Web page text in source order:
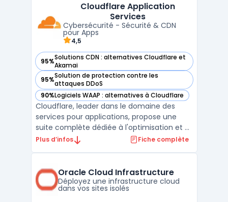
haut niveau de flexibilité et d’évolutivité. La
plateforme assure une gest ...
Cloudflare Application
Services
Cybersécurité - Sécurité & CDN
pour Apps
4,5
95%Solutions CDN : alternatives Cloudflare et
Akamai
— voir Cloudflare Application Services dans cette catégorie
95%Solution de protection contre les
attaques DDoS
— voir Cloudflare Application Services dans cette catégorie
90%Logiciels WAAP : alternatives à Cloudflare
— voir Cloudflare Application Services dans cette catégorie
Cloudflare, leader dans le domaine des
services pour applications, propose une
suite complète dédiée à l'optimisation et à
la sécurité des applications Internet. Ces
faille. Le service Argo Smart Routing, par
exemple, ...
Plus d’infos Fiche complète
Oracle Cloud Infrastructure
Déployez une infrastructure cloud
dans vos sites isolés